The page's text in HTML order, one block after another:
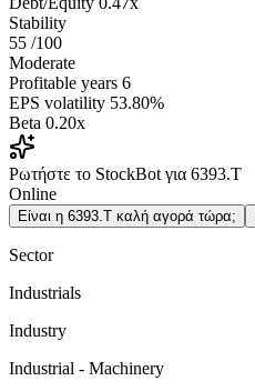
Stability
55 /100
Moderate
Profitable years 6
EPS volatility 53.80%
Beta 0.20x
Ρωτήστε το StockBot για 6393.T
Online
Είναι η 6393.T καλή αγορά τώρα;
Sector
Industrials
Industry
Industrial - Machinery